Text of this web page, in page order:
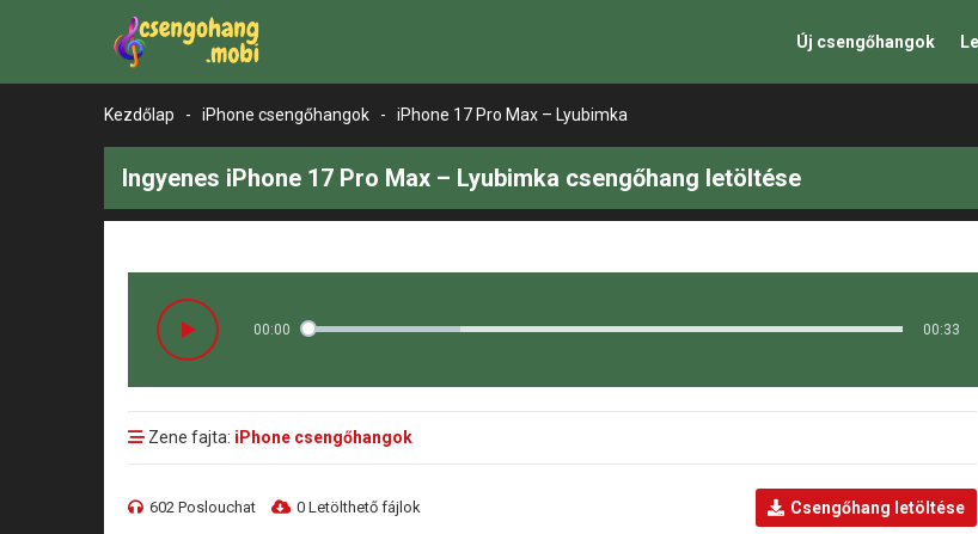
Új csengőhangok
Kezdőlap - iPhone csengőhangok - iPhone 17 Pro Max – Lyubimka
Ingyenes iPhone 17 Pro Max – Lyubimka csengőhang letöltése
00:00 00:33
Zene fajta: iPhone csengőhangok
602 Poslouchat 0 Letölthető fájlok Csengőhang letöltése